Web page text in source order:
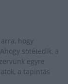
hogy
sötétedik, a
egyre
a tapintás